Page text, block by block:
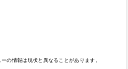
の情報は現状と異なることがあります。